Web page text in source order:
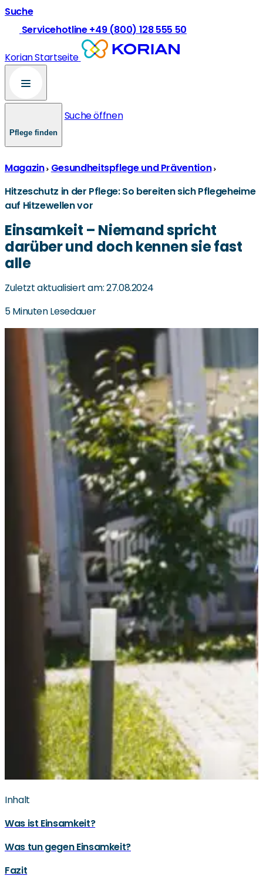
Suche
Servicehotline +49 (800) 128 555 50
Korian Startseite
Pflege finden
Suche öffnen
Magazin Gesundheitspflege und Prävention
Hitzeschutz in der Pflege: So bereiten sich Pflegeheime
auf Hitzewellen vor
Einsamkeit – Niemand spricht
darüber und doch kennen sie fast
alle
Zuletzt aktualisiert am: 27.08.2024
5 Minuten Lesedauer
Inhalt
Was ist Einsamkeit?
Was tun gegen Einsamkeit?
Fazit